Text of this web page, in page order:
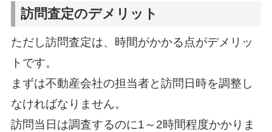
訪問査定のデメリット
ただし訪問査定は、時間がかかる点がデメリッ
トです。
まずは不動産会社の担当者と訪問日時を調整し
なければなりません。
訪問当日は調査するのに1～2時間程度かかりま